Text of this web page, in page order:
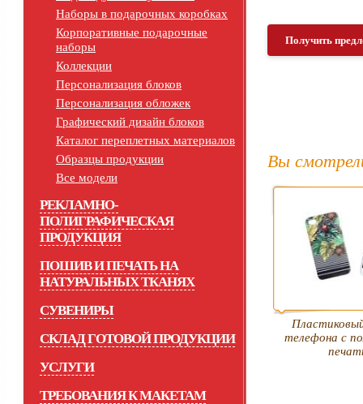
Наборы в подарочных коробках
Корпоративные подарочные
наборы
Коллекции
Персонализация блоков
Персонализация обложек
Графический дизайн блоков
Каталог переплетных материалов
Образцы продукции
Все модели
РЕКЛАМНО-
ПОЛИГРАФИЧЕСКАЯ
ПРОДУКЦИЯ
ПОШИВ И ПЕЧАТЬ НА
НАТУРАЛЬНЫХ ТКАНЯХ
СУВЕНИРЫ
СКЛАД ГОТОВОЙ ПРОДУКЦИИ
УСЛУГИ
ТРЕБОВАНИЯ К МАКЕТАМ
Получить
Вы
телефона с